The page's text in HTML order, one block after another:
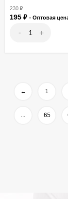
230₽
195 ₽ - Оптовая
- +
← 1
65